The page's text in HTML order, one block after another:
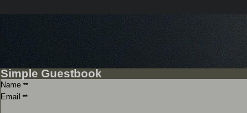
Simple Guestbook
Name **
Email **